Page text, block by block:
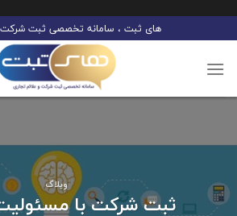
to
content
های ثبت ، سامانه تخصصی ثبت شرکت
وبلاگ
ثبت شرکت با